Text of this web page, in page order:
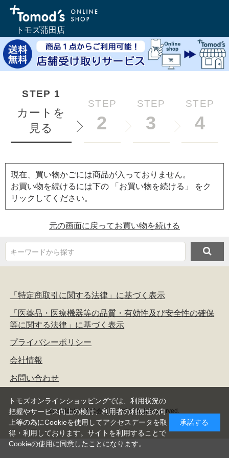
トモズ蒲田店
STEP 1
カートを
見る
STEP
2
STEP
3
STEP
4
現在、買い物かごには商品が入っておりません。
お買い物を続けるには下の 「お買い物を続ける」 をク
リックしてください。
元の画面に戻ってお買い物を続ける
キーワードから探す
「特定商取引に関する法律」に基づく表示
「医薬品・医療機器等の品質・有効性及び安全性の確保
等に関する法律」に基づく表示
プライバシーポリシー
会社情報
お問い合わせ
copyright(c) 株式会社トモズ all rights reserved.
トモズオンラインショッピングでは、利用状況の
把握やサービス向上の検討、利用者の利便性の向
上等の為にCookieを使用してアクセスデータを取
得・利用しております。サイトを利用することで
Cookieの使用に同意したことになります。
承諾する